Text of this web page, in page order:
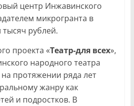
центр Инжавинского
микрогранта в
рублей.
проекта «Театр-для всех»,
народного театра
протяжении ряда лет
жанру как
и подростков. В